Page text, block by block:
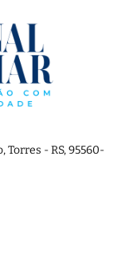
Torres - RS, 95560-